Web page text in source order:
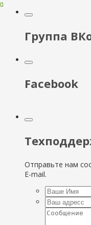
Группа
Facebook
Отправьте нам
E-mail.